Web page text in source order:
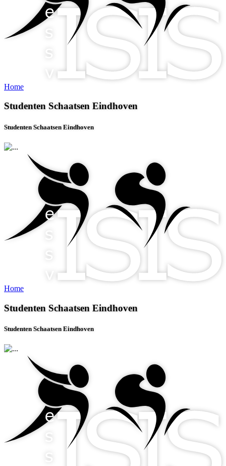
Home
Studenten Schaatsen Eindhoven
Studenten Schaatsen Eindhoven
Home
Studenten Schaatsen Eindhoven
Studenten Schaatsen Eindhoven